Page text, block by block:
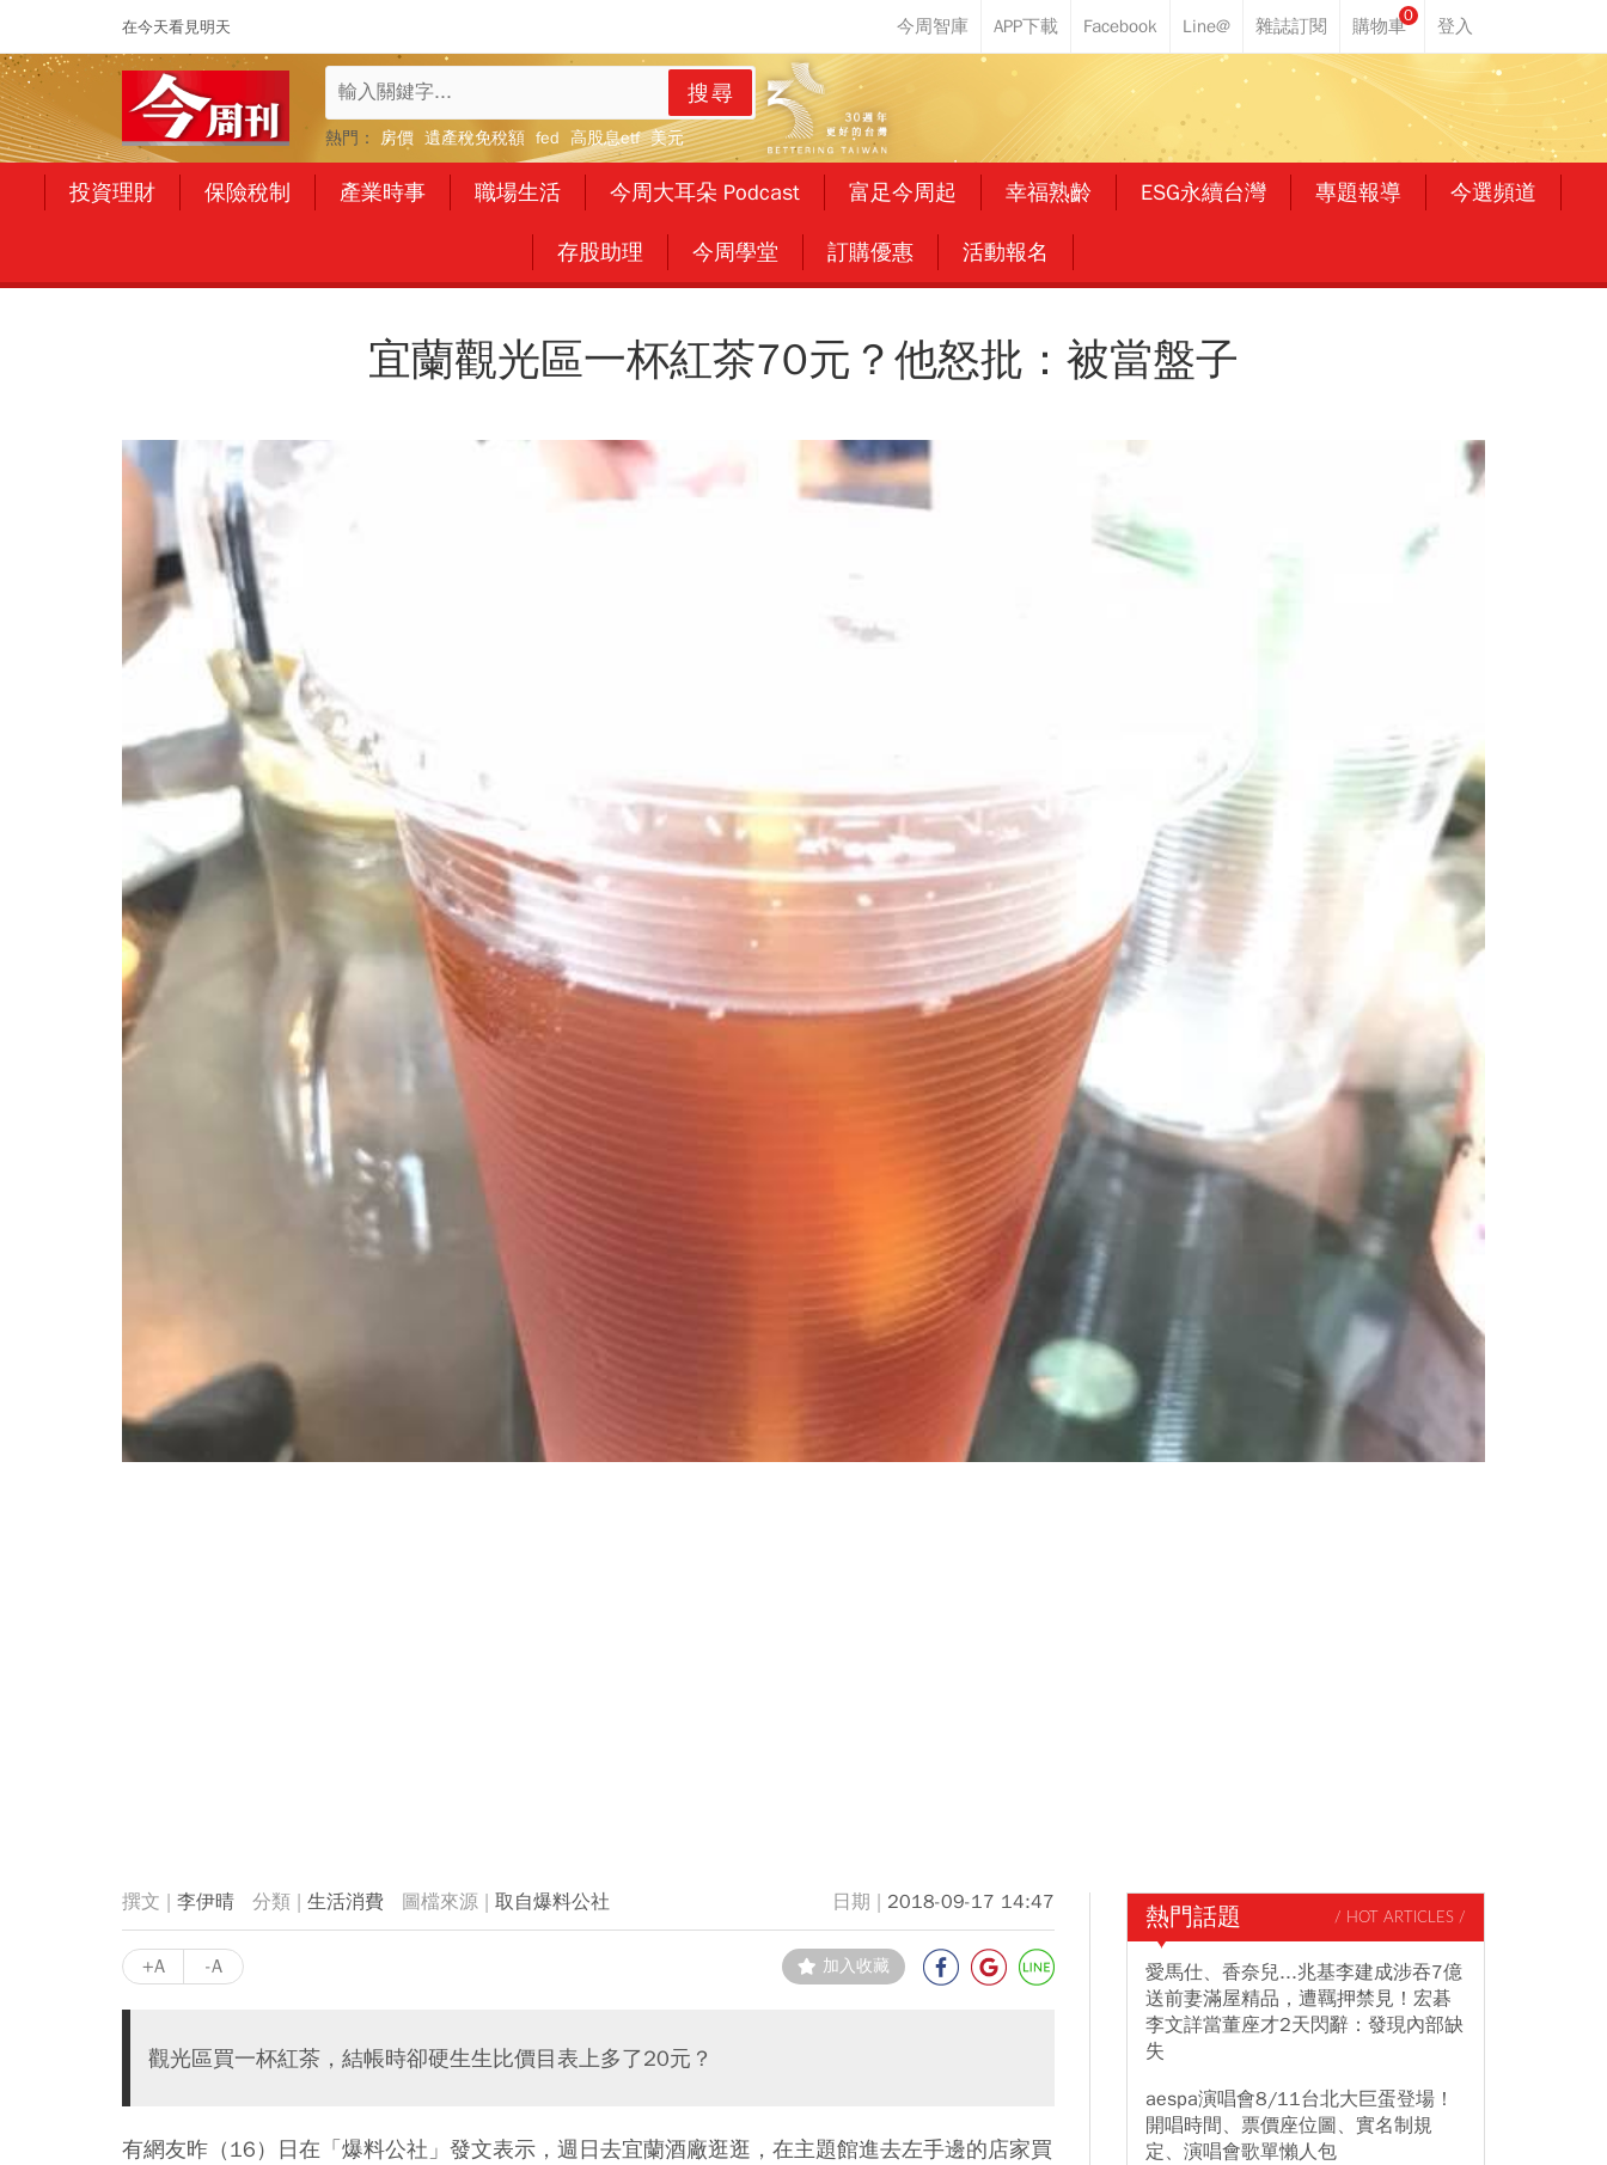
在今天看見明天
0
搜尋
熱門： 房價 遺產稅免稅額 fed 高股息etf 美元
投資理財 保險稅制 產業時事 職場生活 今周大耳朵 Podcast 富足今周起 幸福熟齡 ESG永續台灣 專題報導 今選頻道
存股助理 今周學堂 訂購優惠 活動報名
宜蘭觀光區一杯紅茶70元？他怒批：被當盤子
李伊晴 生活消費 取自爆料公社 2018-09-17 14:47
+A -A 加入收藏
觀光區買一杯紅茶，結帳時卻硬生生比價目表上多了20元？
有網友昨（16）日在「爆料公社」發文表示，週日去宜蘭酒廠逛逛，在主題館進去左手邊的店家買
熱門話題 / HOT ARTICLES /
愛馬仕、香奈兒...兆基李建成涉吞7億
送前妻滿屋精品，遭羈押禁見！宏碁
李文詳當董座才2天閃辭：發現內部缺
失
aespa演唱會8/11台北大巨蛋登場！
開唱時間、票價座位圖、實名制規
定、演唱會歌單懶人包